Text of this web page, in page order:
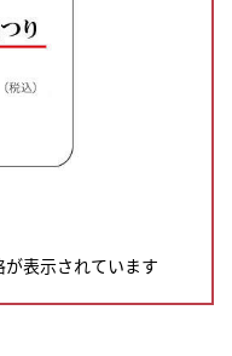
表示されています